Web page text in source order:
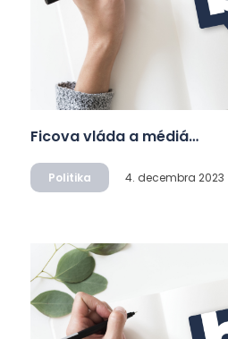
Ficova vláda a médiá…
Politika 4. decembra 2023